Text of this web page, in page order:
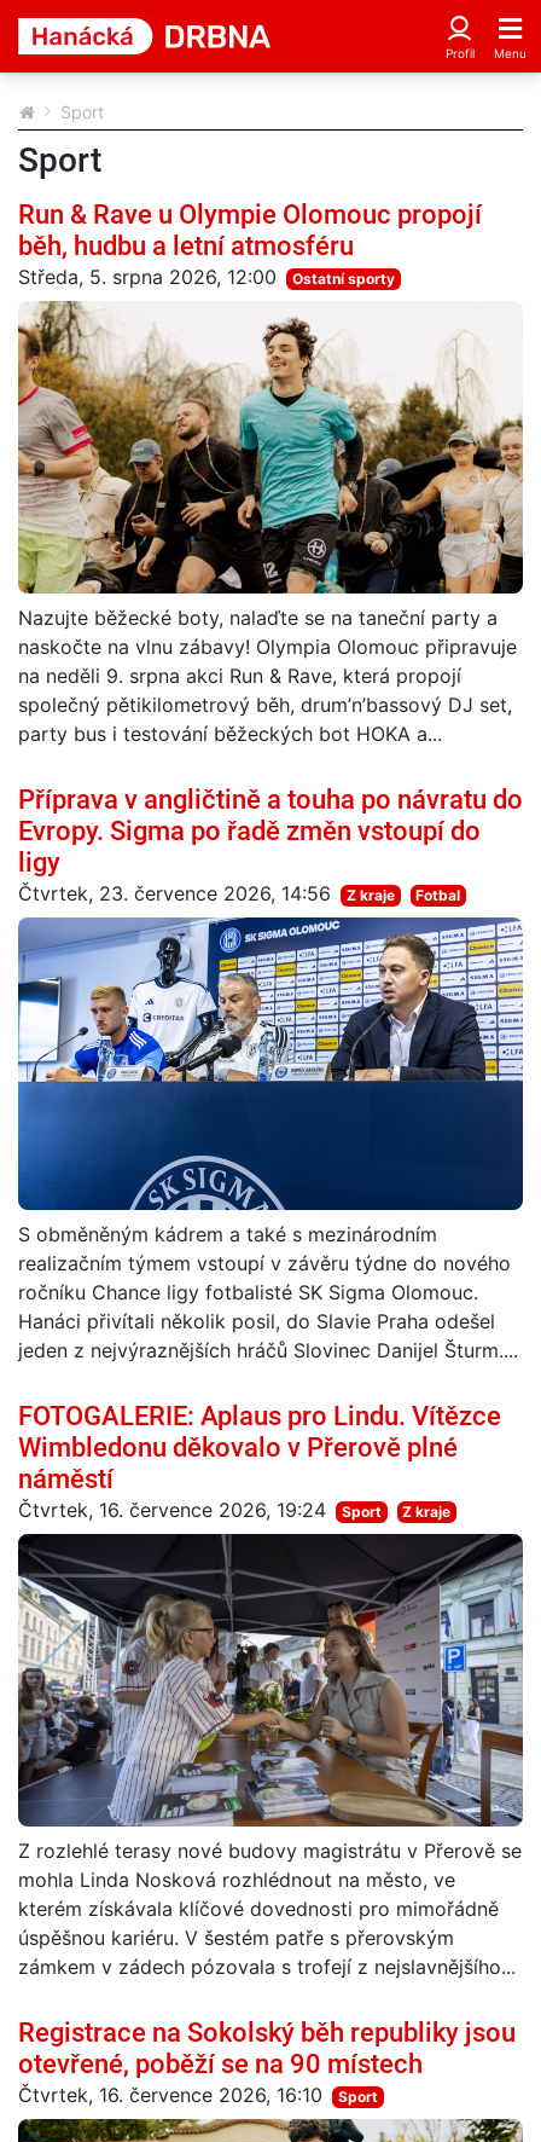
Sport
Sport
Run & Rave u Olympie Olomouc propojí
běh, hudbu a letní atmosféru
Středa, 5. srpna 2026, 12:00 Ostatní sporty
Nazujte běžecké boty, nalaďte se na taneční party a
naskočte na vlnu zábavy! Olympia Olomouc připravuje
na neděli 9. srpna akci Run & Rave, která propojí
společný pětikilometrový běh, drum’n’bassový DJ set,
party bus i testování běžeckých bot HOKA a...
Příprava v angličtině a touha po návratu do
Evropy. Sigma po řadě změn vstoupí do
ligy
Čtvrtek, 23. července 2026, 14:56 Z kraje Fotbal
S obměněným kádrem a také s mezinárodním
realizačním týmem vstoupí v závěru týdne do nového
ročníku Chance ligy fotbalisté SK Sigma Olomouc.
Hanáci přivítali několik posil, do Slavie Praha odešel
jeden z nejvýraznějších hráčů Slovinec Danijel Šturm....
FOTOGALERIE: Aplaus pro Lindu. Vítězce
Wimbledonu děkovalo v Přerově plné
náměstí
Čtvrtek, 16. července 2026, 19:24 Sport Z kraje
Z rozlehlé terasy nové budovy magistrátu v Přerově se
mohla Linda Nosková rozhlédnout na město, ve
kterém získávala klíčové dovednosti pro mimořádně
úspěšnou kariéru. V šestém patře s přerovským
zámkem v zádech pózovala s trofejí z nejslavnějšího...
Registrace na Sokolský běh republiky jsou
otevřené, poběží se na 90 místech
Čtvrtek, 16. července 2026, 16:10 Sport